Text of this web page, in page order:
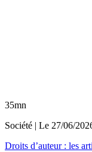
35mn
Société | Le 27/06/
Droits d’auteur : les